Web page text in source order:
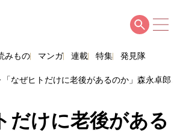
みもの マンガ 連載 特集 発見隊
「なぜヒトだけに老後があるのか」森永卓
だけに老後がある